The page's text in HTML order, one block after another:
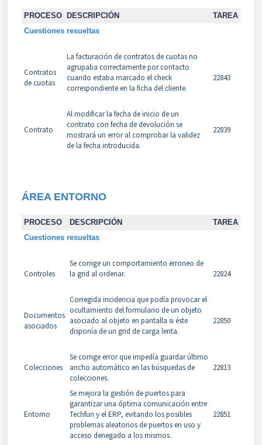
PROCESO DESCRIPCIÓN
TAREA
Cuestiones resueltas
Contratos
de cuotas
La facturación de contratos de cuotas no
agrupaba correctamente por contacto
cuando estaba marcado el check
correspondiente en la ficha del cliente.
22843
Contrato
Al modificar la fecha de inicio de un
contrato con fecha de devolución se
mostrará un error al comprobar la validez
de la fecha introducida.
22839
ÁREA ENTORNO
PROCESO DESCRIPCIÓN
TAREA
Cuestiones resueltas
Controles
Se corrige un comportamiento erroneo de
la grid al ordenar.
22824
Documentos
asociados
Corregida incidencia que podía provocar el
ocultamiento del formulario de un objeto
asociado al objeto en pantalla si éste
disponía de un grid de carga lenta.
22850
Colecciones
Se corrige error que impedía guardar último
ancho automático en las búsquedas de
colecciones.
22813
Entorno
Se mejora la gestión de puertos para
garantizar una óptima comunicación entre
Techfun y el ERP, evitando los posibles
problemas aleatorios de puertos en uso y
acceso denegado a los mismos.
22851